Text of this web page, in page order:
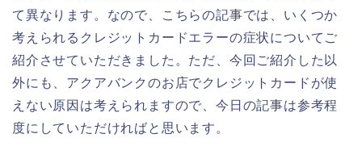
て異なります。なので、こちらの記事では、いくつか
考えられるクレジットカードエラーの症状についてご
紹介させていただきました。ただ、今回ご紹介した以
外にも、アクアバンクのお店でクレジットカードが使
えない原因は考えられますので、今日の記事は参考程
度にしていただければと思います。